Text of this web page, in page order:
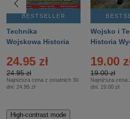
BESTSELLER
Technika
Wojskowa Historia
24.95 zł
24.95 zł
Najniższa cena z ostatnich 30
dni: 24.95 zł
Wojsko i
Historia
– 2/2026
19.00
19.00 zł
Najniższa cena
dni: 19.00 zł
High-contrast mode